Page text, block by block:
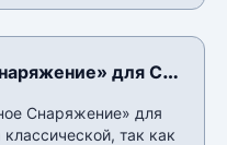
для CSS
Снаряжение» для
так как